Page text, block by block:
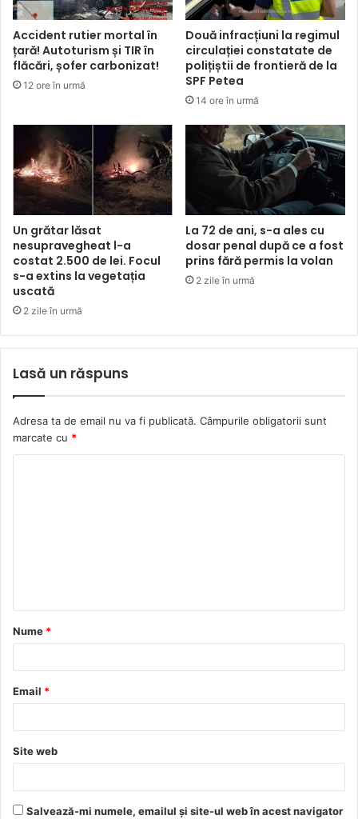
Accident rutier mortal în
țară! Autoturism și TIR în
flăcări, șofer carbonizat!
12 ore în urmă
Două infracțiuni la regimul
circulației constatate de
polițiștii de frontieră de la
SPF Petea
14 ore în urmă
Un grătar lăsat
nesupravegheat l-a
costat 2.500 de lei. Focul
s-a extins la vegetația
uscată
2 zile în urmă
La 72 de ani, s-a ales cu
dosar penal după ce a fost
prins fără permis la volan
2 zile în urmă
Lasă un răspuns
Adresa ta de email nu va fi publicată. Câmpurile obligatorii sunt
marcate cu *
a
r
*
Nume *
Email *
Site web
Salvează-mi numele, emailul și site-ul web în acest navigator